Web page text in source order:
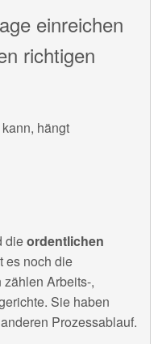
einreichen
richtigen
hängt
dieordentlichen
es noch die
zählen Arbeits-,
Sie haben
Prozessablauf.